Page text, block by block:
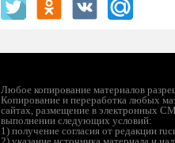
Любое копирование материалов
Копирование и переработка любых
сайтах, размещение в электронных
выполнении следующих условий:
1) получение согласия от редакции